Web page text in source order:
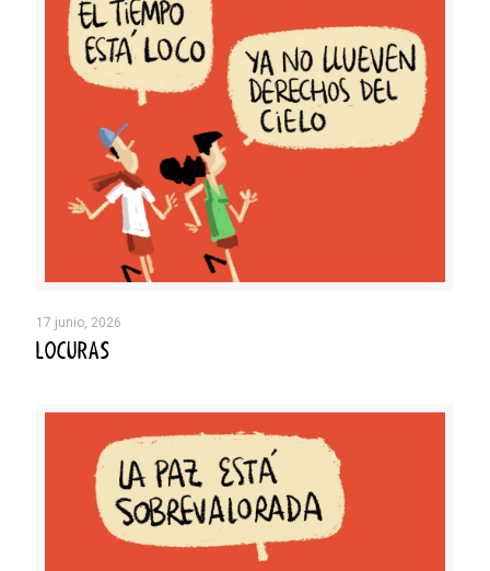
17 junio, 2026
LOCURAS